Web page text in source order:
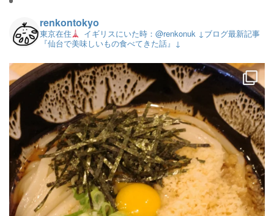
renkontokyo
東京在住 イギリスにいた時：@renkonuk ↓ブログ最新記事
『仙台で美味しいもの食べてきた話』↓